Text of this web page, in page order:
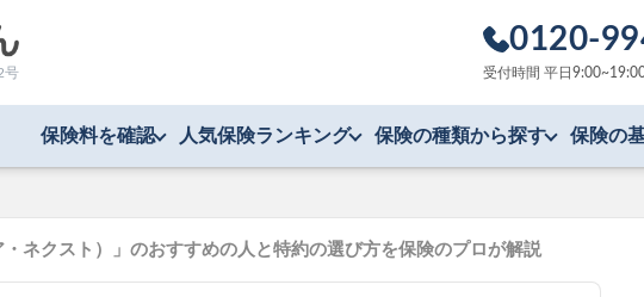
号
0120-
受付時間 平日
保険料を確認 人気保険ランキング 保険の種類から探す 保険の
ネクスト）」のおすすめの人と特約の選び方を保険のプロが解説